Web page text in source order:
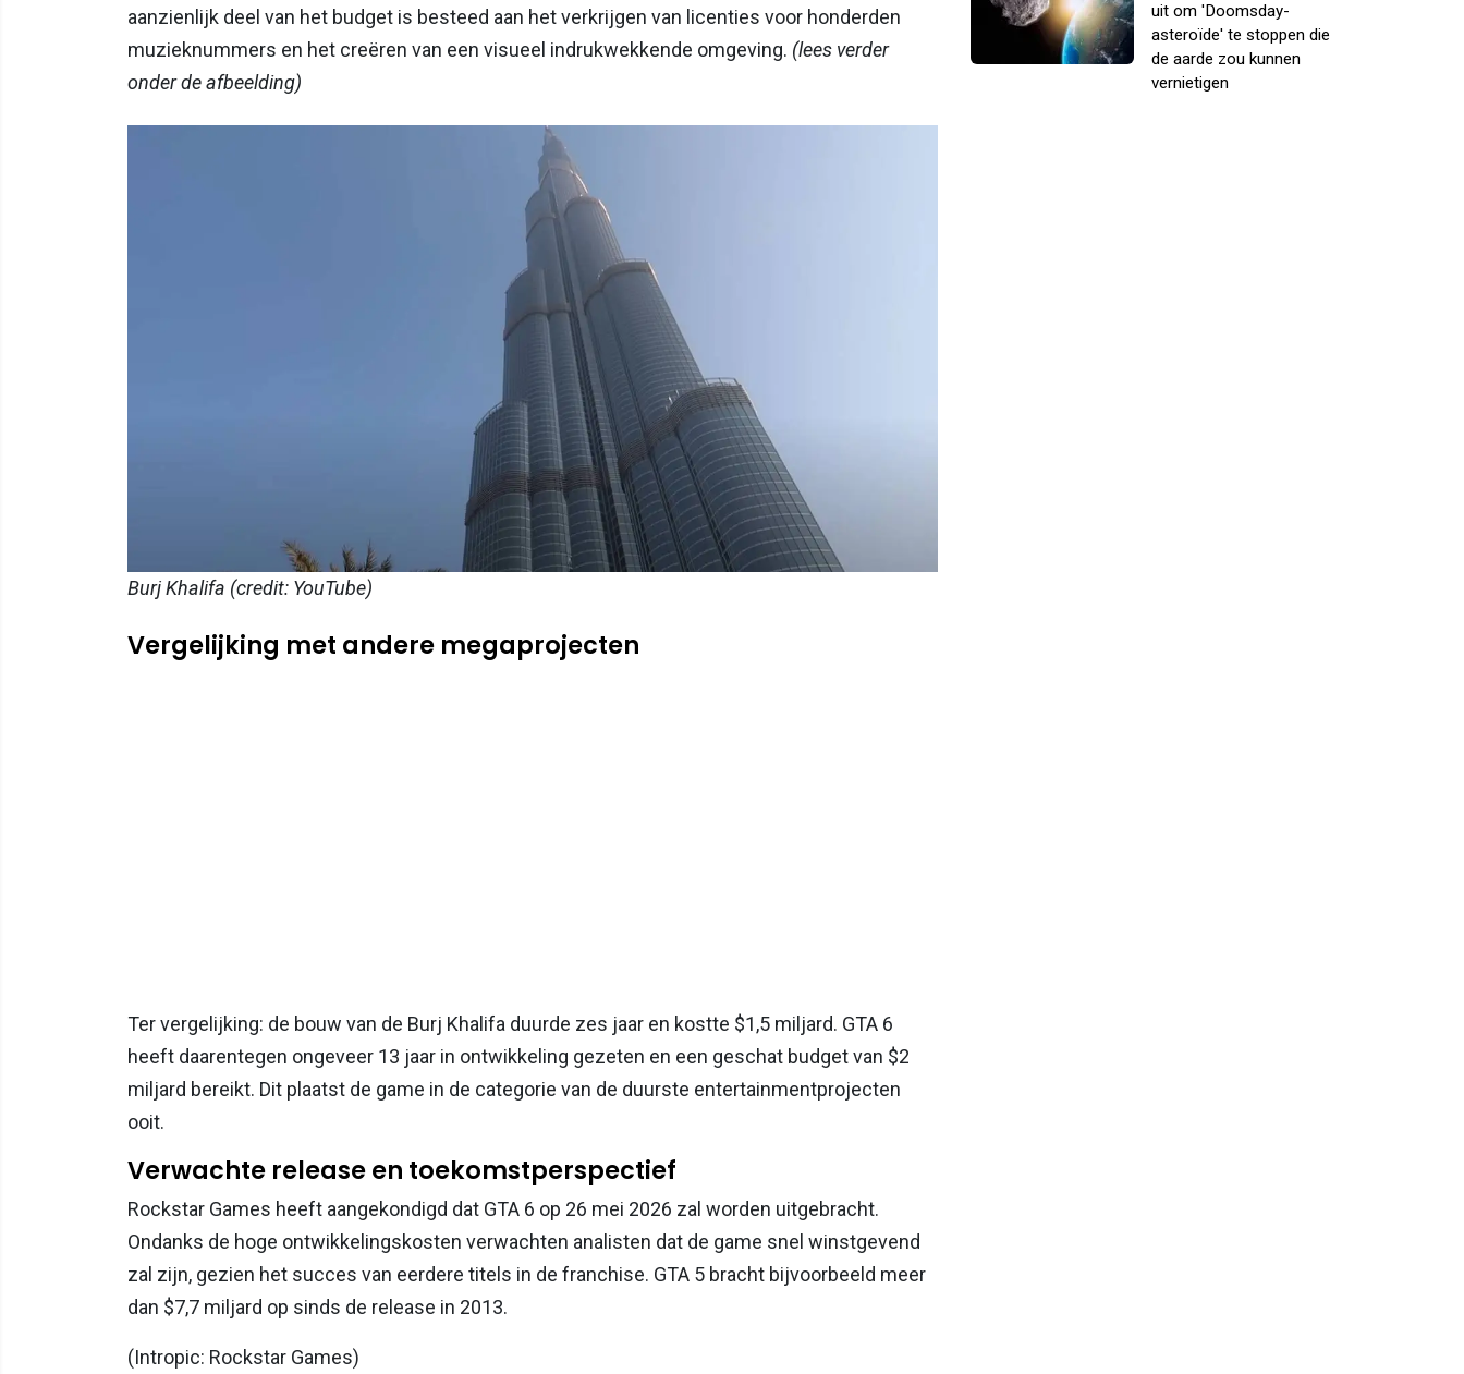
aanzienlijk deel van het budget is besteed aan het verkrijgen van licenties voor honderden
muzieknummers en het creëren van een visueel indrukwekkende omgeving. (lees verder
onder de afbeelding)
Burj Khalifa (credit: YouTube)
Vergelijking met andere megaprojecten
Ter vergelijking: de bouw van de Burj Khalifa duurde zes jaar en kostte $1,5 miljard. GTA 6
heeft daarentegen ongeveer 13 jaar in ontwikkeling gezeten en een geschat budget van $2
miljard bereikt. Dit plaatst de game in de categorie van de duurste entertainmentprojecten
ooit.
Verwachte release en toekomstperspectief
Rockstar Games heeft aangekondigd dat GTA 6 op 26 mei 2026 zal worden uitgebracht.
Ondanks de hoge ontwikkelingskosten verwachten analisten dat de game snel winstgevend
zal zijn, gezien het succes van eerdere titels in de franchise. GTA 5 bracht bijvoorbeeld meer
dan $7,7 miljard op sinds de release in 2013.
(Intropic: Rockstar Games)
uit om 'Doomsday-
asteroïde' te stoppen die
de aarde zou kunnen
vernietigen